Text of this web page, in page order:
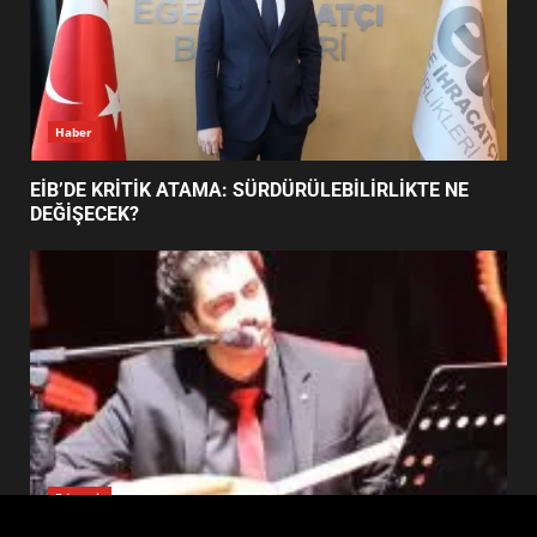
4
FİNALİNDE NE BAŞARDI?
5
BALIKESİR MÜZELERİNDE SÜRE
6
BURHANİYE SATRANÇ
TURNUVASI KAYITLARI NEYİ
DEĞİŞTİRİYOR?
7
BURHANİYE BELEDİYESPOR’DA
YENİ YÖNETİM NASIL
ŞEKİLLENDİ?
Haber
EİB’DE KRİTİK ATAMA: SÜRDÜRÜLEBİLİRLİKTE NE
DEĞİŞECEK?